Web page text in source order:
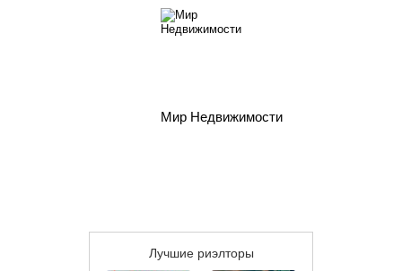
Мир Недвижимости
Лучшие риэлторы